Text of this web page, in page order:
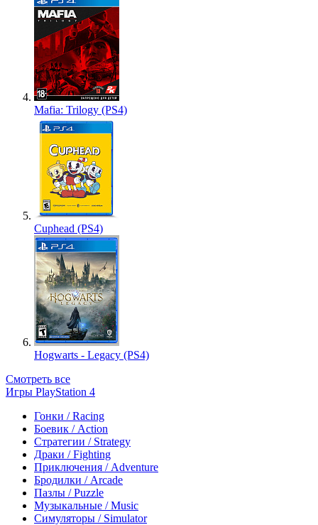
Mafia: Trilogy (PS4)
Cuphead (PS4)
Hogwarts - Legacy (PS4)
Смотреть все
Игры PlayStation 4
Гонки / Racing
Боевик / Action
Стратегии / Strategy
Драки / Fighting
Приключения / Adventure
Бродилки / Arcade
Пазлы / Puzzle
Музыкальные / Music
Симуляторы / Simulator